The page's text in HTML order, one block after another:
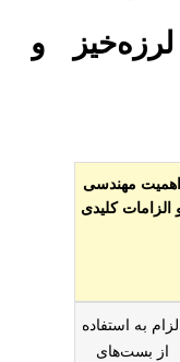
و
مناطق
اهمیت مهندسی
الزامات کلیدی
به استفاده
از بست‌های